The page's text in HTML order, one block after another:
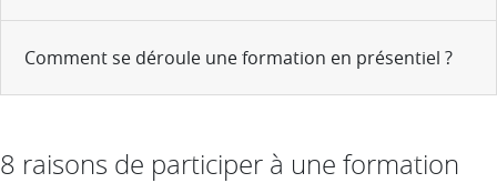
Comment se déroule une formation en présentiel ?
8 raisons de participer à une formation